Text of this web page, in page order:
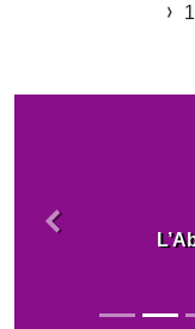
Précédent